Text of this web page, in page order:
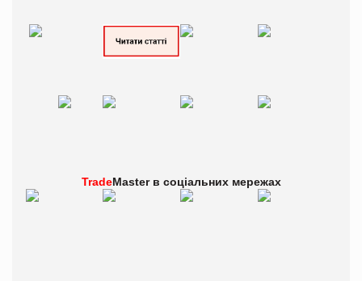
TradeMaster в соціальних мережах